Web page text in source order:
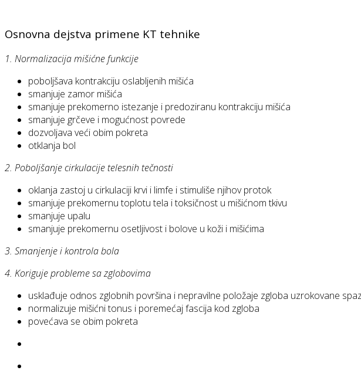
Osnovna dejstva primene KT tehnike
1. Normalizacija mišićne funkcije
poboljšava kontrakciju oslabljenih mišića
smanjuje zamor mišića
smanjuje prekomerno istezanje i predoziranu kontrakciju mišića
smanjuje grčeve i mogućnost povrede
dozvoljava veći obim pokreta
otklanja bol
2. Poboljšanje cirkulacije telesnih tečnosti
oklanja zastoj u cirkulaciji krvi i limfe i stimuliše njihov protok
smanjuje prekomernu toplotu tela i toksičnost u mišićnom tkivu
smanjuje upalu
smanjuje prekomernu osetljivost i bolove u koži i mišićima
3. Smanjenje i kontrola bola
4. Koriguje probleme sa zglobovima
usklađuje odnos zglobnih površina i nepravilne položaje zgloba uzrokovane
normalizuje mišićni tonus i poremećaj fascija kod zgloba
povećava se obim pokreta